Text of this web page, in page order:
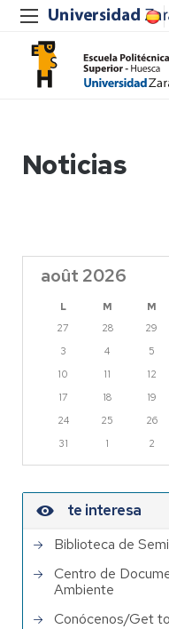
Noticias
août 2026
L M M
27
28 29
3
4 5
10
11 12
17
18 19
24
25 26
31
1 2
te interesa
Biblioteca de
Centro de
Ambiente
Conócenos/Get